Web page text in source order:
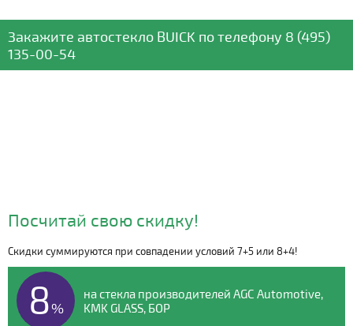
Закажите автостекло BUICK по телефону 8 (495)
135-00-54
Видео о компании
Посчитай свою скидку!
Скидки суммируются при совпадении условий 7+5 или 8+4!
8%
на стекла производителей AGC Automotive,
KMK GLASS, БОР